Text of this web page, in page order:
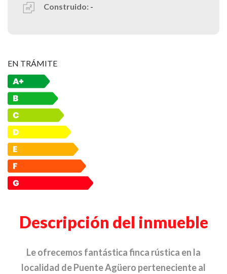
Construido: -
EN TRÁMITE
Descripción del inmueble
Le ofrecemos fantástica finca rústica en la
localidad de Puente Agüero perteneciente al